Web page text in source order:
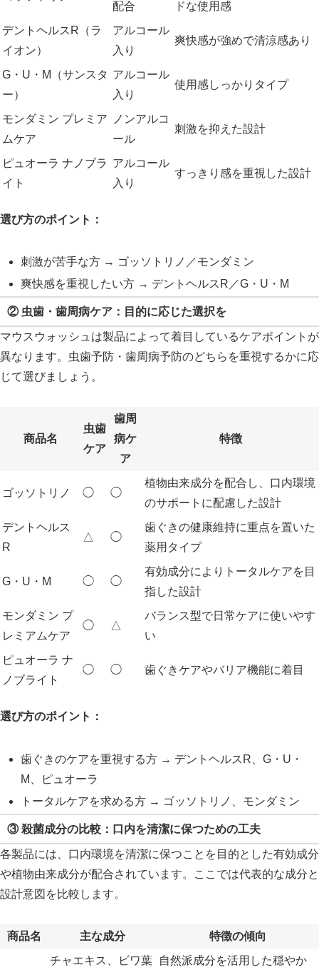
配合
ドな使用感
デントヘルスR（ラ
イオン）
アルコール
入り
爽快感が強めで清涼感あり
G・U・M（サンスタ
ー）
アルコール
入り
使用感しっかりタイプ
モンダミン プレミア
ムケア
ノンアルコ
ール
刺激を抑えた設計
ピュオーラ ナノブラ
イト
アルコール
入り
すっきり感を重視した設計
選び方のポイント：
刺激が苦手な方 → ゴッソトリノ／モンダミン
爽快感を重視したい方 → デントヘルスR／G・U・M
② 虫歯・歯周病ケア：目的に応じた選択を
マウスウォッシュは製品によって着目しているケアポイントが
異なります。虫歯予防・歯周病予防のどちらを重視するかに応
じて選びましょう。
商品名
虫歯
ケア
歯周
病ケ
ア
特徴
ゴッソトリノ ◯ ◯
植物由来成分を配合し、口内環境
のサポートに配慮した設計
デントヘルス
R
△ ◯
歯ぐきの健康維持に重点を置いた
薬用タイプ
G・U・M ◯ ◯
有効成分によりトータルケアを目
指した設計
モンダミン プ
レミアムケア
◯ △
バランス型で日常ケアに使いやす
い
ピュオーラ ナ
ノブライト
◯ ◯ 歯ぐきケアやバリア機能に着目
選び方のポイント：
歯ぐきのケアを重視する方 → デントヘルスR、G・U・
M、ピュオーラ
トータルケアを求める方 → ゴッソトリノ、モンダミン
③ 殺菌成分の比較：口内を清潔に保つための工夫
各製品には、口内環境を清潔に保つことを目的とした有効成分
や植物由来成分が配合されています。ここでは代表的な成分と
設計意図を比較します。
商品名 主な成分 特徴の傾向
チャエキス、ビワ葉
自然派成分を活用した穏やか